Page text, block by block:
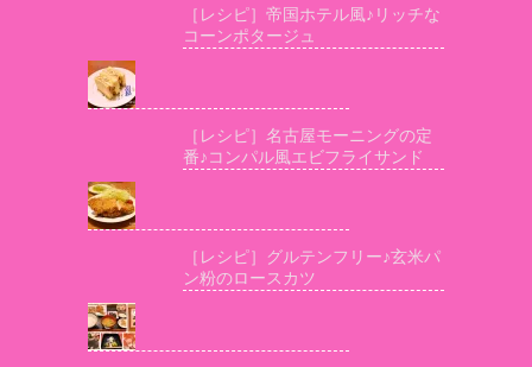
［レシピ］帝国ホテル風♪リッチな
コーンポタージュ
［レシピ］名古屋モーニングの定
番♪コンパル風エビフライサンド
［レシピ］グルテンフリー♪玄米パ
ン粉のロースカツ